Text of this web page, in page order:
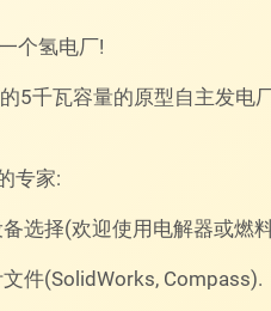
个氢电厂!
5千瓦容量的原型自主发电
专家:
选择(欢迎使用电解器或燃
件(SolidWorks, Compass).